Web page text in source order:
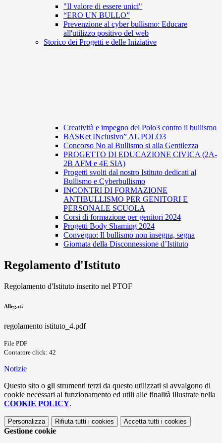
"Il valore di essere unici"
“ERO UN BULLO”
Prevenzione al cyber bullismo: Educare
all'utilizzo positivo del web
Storico dei Progetti e delle Iniziative
Creatività e impegno del Polo3 contro il bullismo
BASKet INclusivo” AL POLO3
Concorso No al Bullismo si alla Gentilezza
PROGETTO DI EDUCAZIONE CIVICA (2A-
2B AFM e 4E SIA)
Progetti svolti dal nostro Istituto dedicati al
Bullismo e Cyberbullismo
INCONTRI DI FORMAZIONE
ANTIBULLISMO PER GENITORI E
PERSONALE SCUOLA
Corsi di formazione per genitori 2024
Progetti Body Shaming 2024
Convegno: Il bullismo non insegna, segna
Giornata della Disconnessione d’Istituto
Regolamento d'Istituto
Regolamento d'Istituto inserito nel PTOF
Allegati
regolamento istituto_4.pdf
File PDF
Contatore click: 42
Notizie
Questo sito o gli strumenti terzi da questo utilizzati si avvalgono di
cookie necessari al funzionamento ed utili alle finalità illustrate nella
COOKIE POLICY.
Personalizza Rifiuta tutti i cookies Accetta tutti i cookies
Gestione cookie